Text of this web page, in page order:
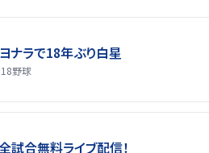
ナラで18年ぶり白星
野球
試合無料ライブ配信！